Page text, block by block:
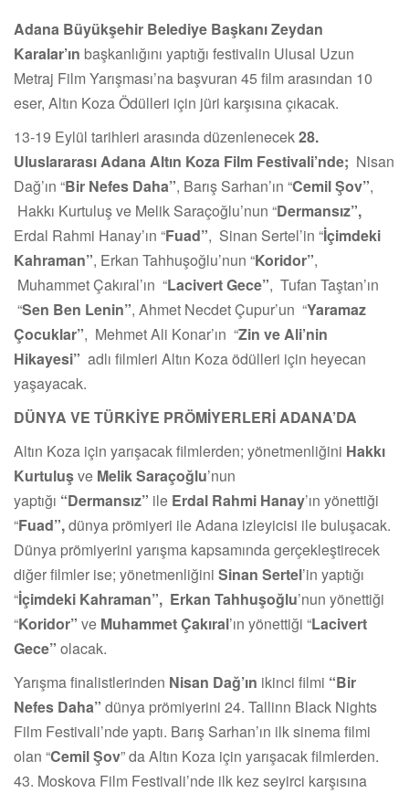
Adana Büyükşehir Belediye Başkanı Zeydan
Karalar’ın başkanlığını yaptığı festivalin Ulusal Uzun
Metraj Film Yarışması’na başvuran 45 film arasından 10
eser, Altın Koza Ödülleri için jüri karşısına çıkacak.
13-19 Eylül tarihleri arasında düzenlenecek28.
Uluslararası Adana Altın Koza Film Festivali’nde; Nisan
Dağ’ın “Bir Nefes Daha”, Barış Sarhan’ın “Cemil Şov”,
Hakkı Kurtuluş ve Melik Saraçoğlu’nun “Dermansız”,
Erdal Rahmi Hanay’ın “Fuad”, Sinan Sertel’in “İçimdeki
Kahraman”, Erkan Tahhuşoğlu’nun “Koridor”,
Muhammet Çakıral’ın “Lacivert Gece”, Tufan Taştan’ın
“Sen Ben Lenin”, Ahmet Necdet Çupur’un “Yaramaz
Çocuklar”, Mehmet Ali Konar’ın “Zin ve Ali’nin
Hikayesi” adlı filmleri Altın Koza ödülleri için heyecan
yaşayacak.
DÜNYA VE TÜRKİYE PRÖMİYERLERİ ADANA’DA
Altın Koza için yarışacak filmlerden; yönetmenliğini Hakkı
Kurtuluşve Melik Saraçoğlu’nun
yaptığı “Dermansız” ile Erdal Rahmi Hanay’ın yönettiği
“Fuad”,dünya prömiyeri ile Adana izleyicisi ile buluşacak.
Dünya prömiyerini yarışma kapsamında gerçekleştirecek
diğer filmler ise; yönetmenliğini Sinan Sertel’in yaptığı
“İçimdeki Kahraman”, Erkan Tahhuşoğlu’nun yönettiği
“Koridor” ve Muhammet Çakıral’ın yönettiği “Lacivert
Gece” olacak.
Yarışma finalistlerinden Nisan Dağ’ın ikinci filmi “Bir
Nefes Daha” dünya prömiyerini 24. Tallinn Black Nights
Film Festivali’nde yaptı. Barış Sarhan’ın ilk sinema filmi
olan “Cemil Şov” da Altın Koza için yarışacak filmlerden.
43. Moskova Film Festivali’nde ilk kez seyirci karşısına